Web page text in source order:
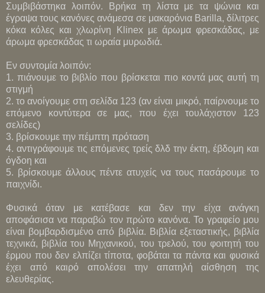
Συμβιβάστηκα λοιπόν. Βρήκα τη λίστα με τα ψώνια και
έγραψα τους κανόνες ανάμεσα σε μακαρόνια Barilla, δίλιτρες
κόκα κόλες και χλωρίνη Klinex με άρωμα φρεσκάδας, με
άρωμα φρεσκάδας τι ωραία μυρωδιά.
Εν συντομία λοιπόν:
1. πιάνουμε το βιβλίο που βρίσκεται πιο κοντά μας αυτή τη
στιγμή
2. το ανοίγουμε στη σελίδα 123 (αν είναι μικρό, παίρνουμε το
επόμενο κοντύτερα σε μας, που έχει τουλάχιστον 123
σελίδες)
3. βρίσκουμε την πέμπτη πρόταση
4. αντιγράφουμε τις επόμενες τρείς δλδ την έκτη, έβδομη και
όγδοη και
5. βρίσκουμε άλλους πέντε ατυχείς να τους πασάρουμε το
παιχνίδι.
Φυσικά όταν με κατέβασε και δεν την είχα ανάγκη
αποφάσισα να παραβώ τον πρώτο κανόνα. Το γραφείο μου
είναι βομβαρδισμένο από βιβλία. Βιβλία εξεταστικής, βιβλία
τεχνικά, βιβλία του Μηχανικού, του τρελού, του φοιτητή του
έρμου που δεν ελπίζει τίποτα, φοβάται τα πάντα και φυσικά
έχει από καιρό απολέσει την απατηλή αίσθηση της
ελευθερίας.